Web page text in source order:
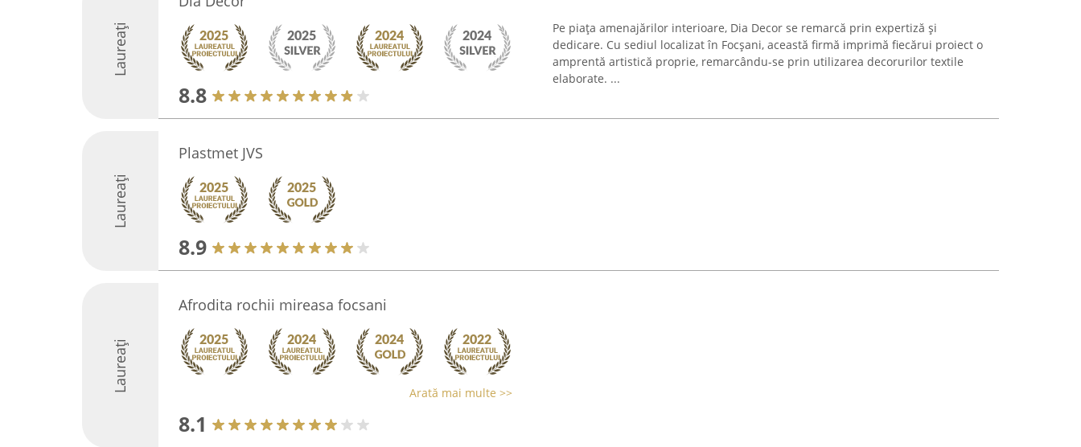
Laureați
8.8
Pe piața amenajărilor interioare, Dia Decor se remarcă prin expertiză și
dedicare. Cu sediul localizat în Focșani, această firmă imprimă fiecărui proiect o
amprentă artistică proprie, remarcându-se prin utilizarea decorurilor textile
elaborate. ...
Laureați
Plastmet JVS
8.9
Laureați
Afrodita rochii mireasa focsani
Arată mai multe >>
8.1